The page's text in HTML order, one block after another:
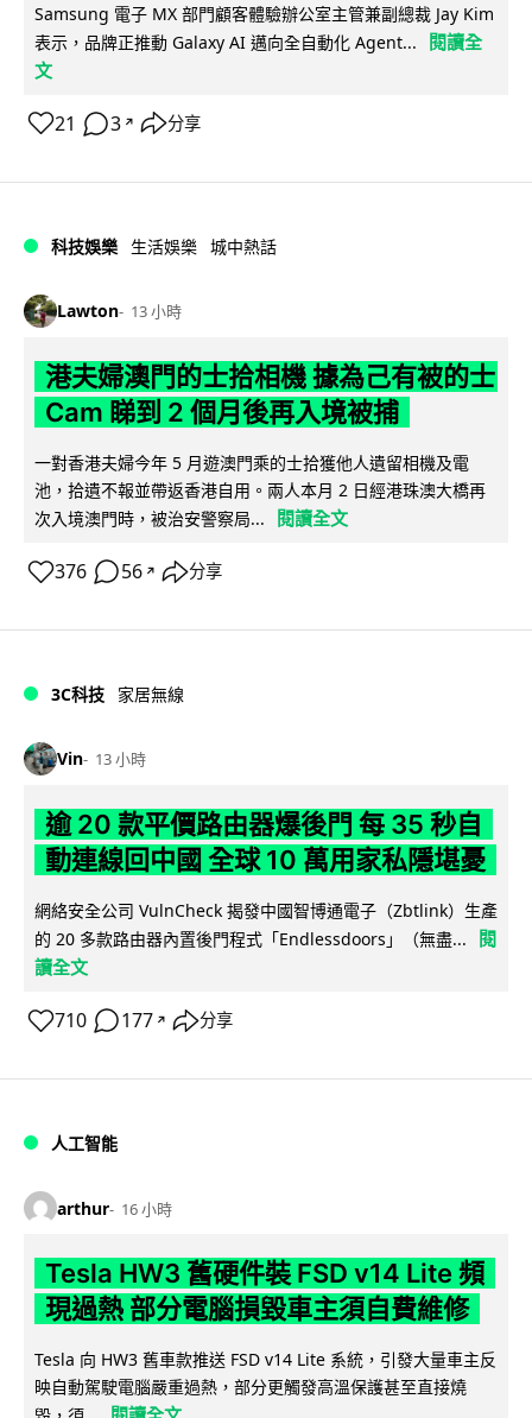
Samsung 電子 MX 部門顧客體驗辦公室主管兼副總裁 Jay Kim
表示，品牌正推動 Galaxy AI 邁向全自動化 Agent...
閱讀全
文
21 3 ↗ 分享
科技娛樂 生活娛樂 城中熱話
Lawton 13 小時
港夫婦澳門的士拾相機 據為己有被的士
Cam 睇到 2 個月後再入境被捕
一對香港夫婦今年 5 月遊澳門乘的士拾獲他人遺留相機及電
池，拾遺不報並帶返香港自用。兩人本月 2 日經港珠澳大橋再
次入境澳門時，被治安警察局...
閱讀全文
376 56 ↗ 分享
3C科技 家居無線
Vin 13 小時
逾 20 款平價路由器爆後門 每 35 秒自
動連線回中國 全球 10 萬用家私隱堪憂
網絡安全公司 VulnCheck 揭發中國智博通電子（Zbtlink）生產
的 20 多款路由器內置後門程式「Endlessdoors」（無盡...
閱
讀全文
710 177 ↗ 分享
人工智能
arthur 16 小時
Tesla HW3 舊硬件裝 FSD v14 Lite 頻
現過熱 部分電腦損毀車主須自費維修
Tesla 向 HW3 舊車款推送 FSD v14 Lite 系統，引發大量車主反
映自動駕駛電腦嚴重過熱，部分更觸發高溫保護甚至直接燒